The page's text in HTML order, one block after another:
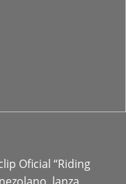
Oficial “Riding